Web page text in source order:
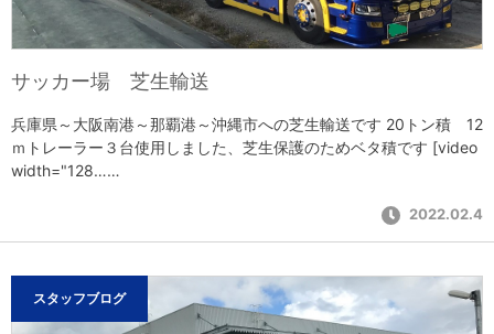
サッカー場 芝生輸送
兵庫県～大阪南港～那覇港～沖縄市への芝生輸送です 20トン積 12
ｍトレーラー３台使用しました、芝生保護のためベタ積です [video
width="128……
2022.02.4
スタッフブログ